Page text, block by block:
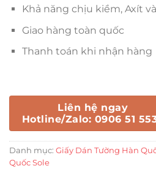
Khả năng chịu kiềm, Axít
Giao hàng toàn quốc
Thanh toán khi nhận hàng
Liên hệ ngay
Hotline/Zalo: 0906 51
Danh mục: Giấy Dán Tường Hàn
Quốc Sole